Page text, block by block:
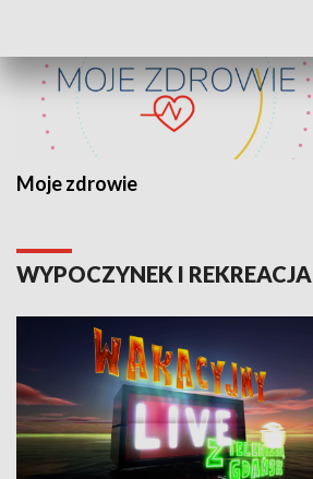
Moje zdrowie
WYPOCZYNEK I REKREACJA